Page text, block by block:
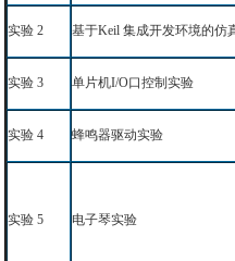
实验2 基于Keil 集成开发环境的仿
实验3 单片机I/O口控制实验
实验4 蜂鸣器驱动实验
实验5 电子琴实验